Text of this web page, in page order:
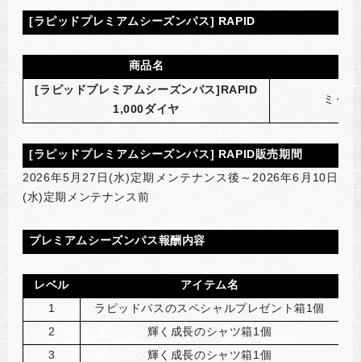
[ラピッドプレミアムシーズンパス] RAPID
商品名
[ラピッドプレミアムシーズンパス]RAPID
1,000ダイヤ
ミッ
[ラピッドプレミアムシーズンパス] RAPID販売期間
2026年5月27日(水)定期メンテナンス後～2026年6月10日
(水)定期メンテナンス前
プレミアムシーズンパス報酬内容
レベル
アイテム名
1
ラピッドパスのスペシャルプレゼント箱1個
2
輝く成長のシャツ箱1個
3
輝く成長のシャツ箱1個